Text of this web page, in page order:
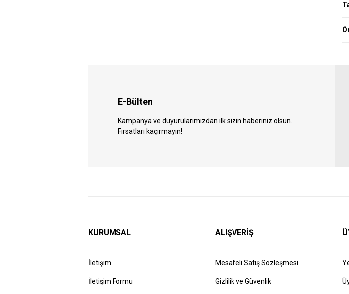
E-Bülten
Kampanya ve duyurularımızdan ilk sizin haberiniz olsun.
Fırsatları kaçırmayın!
KURUMSAL
İletişim
İletişim Formu
ALIŞVERİŞ
Mesafeli Satış Sözleşmesi
Gizlilik ve Güvenlik